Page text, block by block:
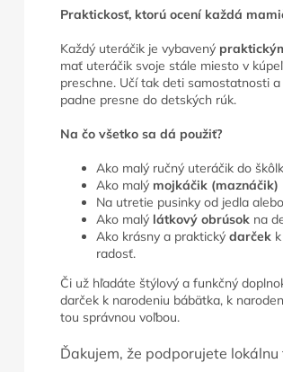
Praktickosť, ktorú ocení každá
Každý uteráčik je vybavený
mať uteráčik svoje stále miesto v
preschne. Učí tak deti samostatnosti
padne presne do detských rúk.
Na čo všetko sa dá použiť?
Ako malý ručný uteráčik do
Ako malý mojkáčik (maznáčik)
Na utretie pusinky od jedla
Ako malý látkový obrúsok na
Ako krásny a praktický darček
radosť.
Či už hľadáte štýlový a funkčný
darček k narodeniu bábätka, k
tou správnou voľbou.
Ďakujem, že podporujete lokálnu